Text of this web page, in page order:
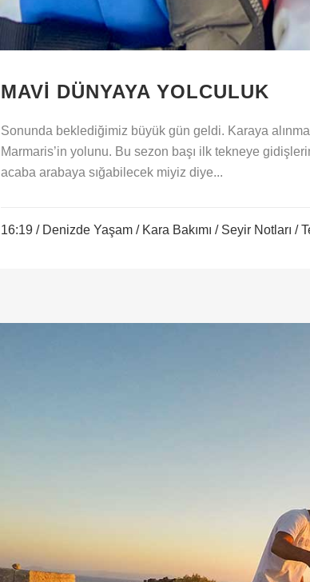
MAVI DÜNYAYA YOLCULUK
Sonunda beklediğimiz büyük gün geldi. Karaya
Marmaris’in yolunu. Bu sezon başı ilk tekneye
acaba arabaya sığabilecek miyiz diye...
16:19 / Denizde Yaşam / Kara Bakımı / Seyir Notları /